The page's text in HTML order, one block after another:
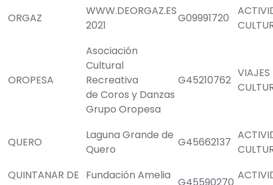
ORGAZ
WWW.DEORGAZ.ES
2021
G09991720
OROPESA
Asociación
Cultural
Recreativa
de Coros y Danzas
Grupo Oropesa
G45210762
VIAJES
QUERO
Laguna Grande de
Quero
G45662137
QUINTANAR DE Fundación Amelia
G45590270